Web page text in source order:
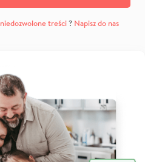
niedozwolone treści? Napisz do nas